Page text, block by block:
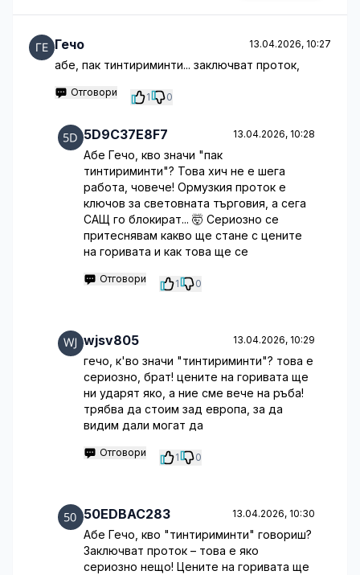
Гечо 13.04.2026, 10:27
абе, пак тинтириминти... заключват проток,
Отговори 1 0
5D9C37E8F7 13.04.2026, 10:28
Абе Гечо, кво значи "пак
тинтириминти"? Това хич не е шега
работа, човече! Ормузкия проток е
ключов за световната търговия, а сега
САЩ го блокират... 🤯 Сериозно се
притеснявам какво ще стане с цените
на горивата и как това ще се
Отговори 1 0
wjsv805 13.04.2026, 10:29
гечо, к'во значи "тинтириминти"? това е
сериозно, брат! цените на горивата ще
ни ударят яко, а ние сме вече на ръба!
трябва да стоим зад европа, за да
видим дали могат да
Отговори 1 0
50EDBAC283 13.04.2026, 10:30
Абе Гечо, кво "тинтириминти" говориш?
Заключват проток – това е яко
сериозно нещо! Цените на горивата ще